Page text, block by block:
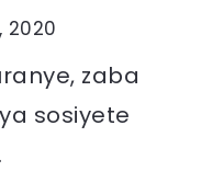
2020
zaba
sosiyete